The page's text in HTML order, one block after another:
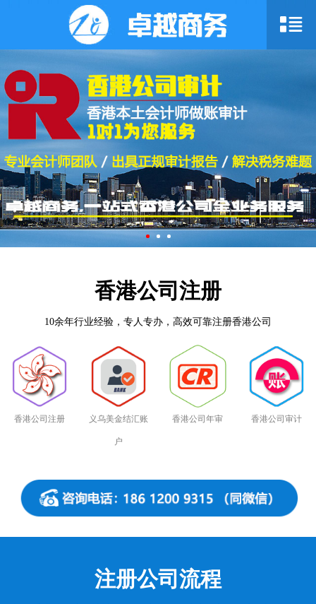
香港公司注册
10余年行业经验，专人专办，高效可靠注册香港公司
香港公司注册 义乌美金结汇账
户
香港公司年审 香港公司审计
注册公司流程